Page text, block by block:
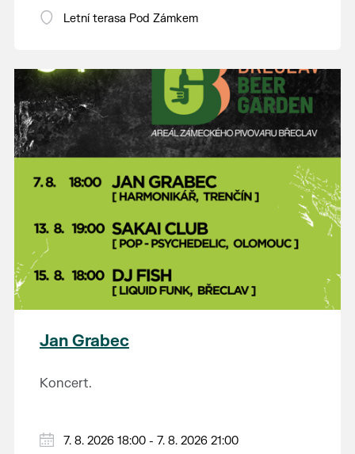
Letní terasa Pod Zámkem
Jan Grabec
Koncert.
7. 8. 2026 18:00 - 7. 8. 2026 21:00